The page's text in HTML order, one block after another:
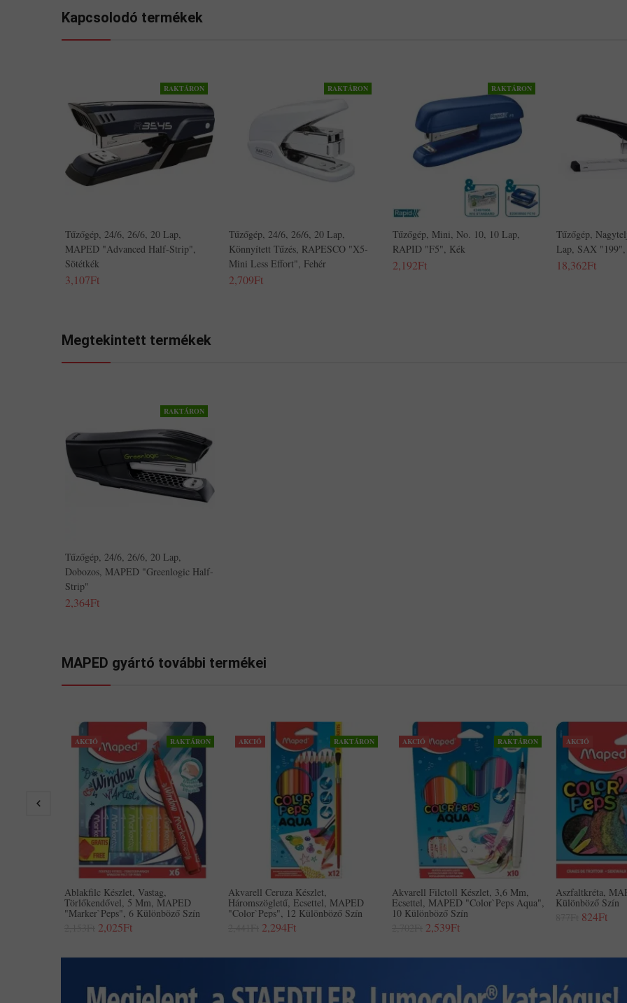
Kapcsolodó termékek
RAKTÁRON
Tűzőgép, 24/6, 26/6, 20 Lap,
MAPED "Advanced Half-Strip",
Sötétkék
3,107Ft
RAKTÁRON
Tűzőgép, 24/6, 26/6, 20 Lap,
Könnyített Tűzés, RAPESCO "X5-
Mini Less Effort", Fehér
2,709Ft
RAKTÁRON
Tűzőgép, Mini, No. 10, 10 Lap,
RAPID "F5", Kék
2,192Ft
Tűzőgép,
Lap, SAX "199",
18,362Ft
Megtekintett termékek
RAKTÁRON
Tűzőgép, 24/6, 26/6, 20 Lap,
Dobozos, MAPED "Greenlogic Half-
Strip"
2,364Ft
MAPED gyártó további termékei
AKCIÓ RAKTÁRON
Ablakfilc Készlet, Vastag,
Törlőkendővel, 5 Mm, MAPED
"Marker`Peps", 6 Különböző Szín
2,025Ft
AKCIÓ RAKTÁRON
Akvarell Ceruza Készlet,
Háromszögletű, Ecsettel, MAPED
"Color`Peps", 12 Különböző Szín
2,294Ft
AKCIÓ RAKTÁRON
Akvarell Filctoll Készlet, 3,6 Mm,
Ecsettel, MAPED "Color`Peps Aqua",
10 Különböző Szín
2,539Ft
AKCIÓ
Aszfaltkréta,
Különböző Szín
824Ft